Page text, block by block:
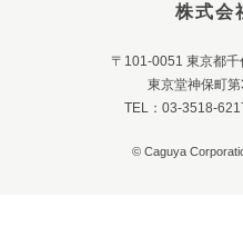
株式会
〒101-0051 東京都
東京堂神保町
TEL：03-3518-
© Caguya